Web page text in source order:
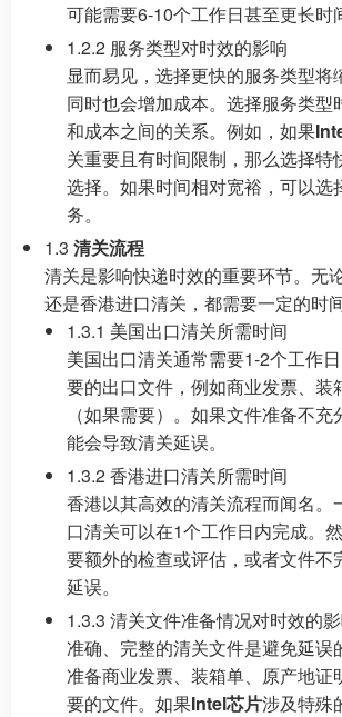
可能需要6-10个工作日甚至更长时
1.2.2 服务类型对时效的影响
显而易见，选择更快的服务类型将
同时也会增加成本。选择服务类型
和成本之间的关系。例如，如果
关重要且有时间限制，那么选择特
选择。如果时间相对宽裕，可以选
务。
1.3 清关流程
清关是影响快递时效的重要环节。无
还是香港进口清关，都需要一定的时间
1.3.1 美国出口清关所需时间
美国出口清关通常需要1-2个工作
要的出口文件，例如商业发票、装
（如果需要）。如果文件准备不
能会导致清关延误。
1.3.2 香港进口清关所需时间
香港以其高效的清关流程而闻名。
口清关可以在1个工作日内完成。
要额外的检查或评估，或者文件不
延误。
1.3.3 清关文件准备情况对时效的
准确、完整的清关文件是避免延误
准备商业发票、装箱单、原产地证
要的文件。如果Intel芯片涉及特殊